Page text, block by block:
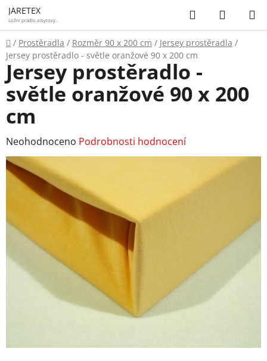
Přejít
na
obsah
JARETEX
Ložní prádlo a bytový
Hledat
KOŠÍK
Domů
/ Prostěradla / Rozměr 90 x 200 cm / Jersey prostěradla /
Jersey prostěradlo - světle oranžové 90 x 200 cm
Jersey prostěradlo -
světle oranžové 90 x 200
cm
Průměrné
hodnocení
produktu
z
hvězdiček.
Neohodnoceno Podrobnosti hodnocení